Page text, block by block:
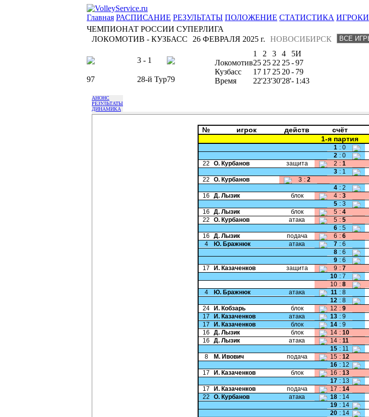
Главная РАСПИСАНИЕ РЕЗУЛЬТАТЫ ПОЛОЖЕНИЕ СТАТИСТИКА ИГРОКИ
ЧЕМПИОНАТ РОССИИ СУПЕРЛИГА
ЛОКОМОТИВ - КУЗБАСС
НОВОСИБИРСК
26 ФЕВРАЛЯ 2025 г.
3 - 1
97 28-й Тур79
1 2 3 4 5И
Локомотив25 25 22 25-97
Кузбасс
17 17 25 20- 79
Время
22'23'30'28'- 1:43
АНОНС
РЕЗУЛЬТАТЫ
ДИНАМИКА
№ игрок действ счёт
1-я партия
1 : 0
2 : 0
22
О. Курбанов защита 2 : 1
3 : 1
22
О. Курбанов 3 : 2
4 : 2
16
Д. Лызик блок 4 : 3
5 : 3
16
Д. Лызик блок 5 : 4
22
О. Курбанов атака 5 : 5
6 : 5
16
Д. Лызик подача 6 : 6
4
Ю. Бражнюк атака 7 : 6
8 : 6
9 : 6
17
И. Казаченков защита 9 : 7
10 : 7
10 : 8
4
Ю. Бражнюк атака 11 : 8
12 : 8
24
И. Кобзарь блок 12 : 9
17
И. Казаченков атака 13 : 9
17
И. Казаченков блок 14 : 9
16
Д. Лызик блок 14 : 10
16
Д. Лызик атака 14 : 11
15 : 11
8
М. Ивович подача 15 : 12
16 : 12
17
И. Казаченков блок 16 : 13
17 : 13
17
И. Казаченков подача 17 : 14
22
О. Курбанов атака 18 : 14
19 : 14
20 : 14